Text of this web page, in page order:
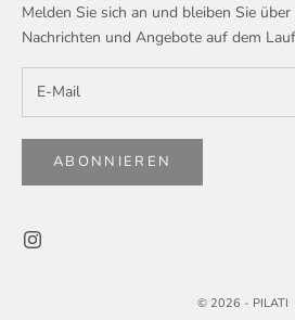
Melden Sie sich an und bleiben Sie
Nachrichten und Angebote auf dem
ABONNIEREN
© 2026 - PILATI